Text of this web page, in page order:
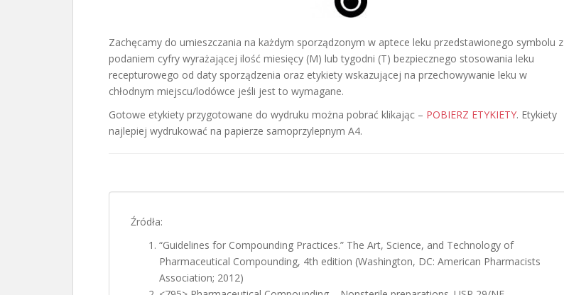
Zachęcamy do umieszczania na każdym sporządzonym w aptece leku przedstawionego symbolu z
podaniem cyfry wyrażającej ilość miesięcy (M) lub tygodni (T) bezpiecznego stosowania leku
recepturowego od daty sporządzenia oraz etykiety wskazującej na przechowywanie leku w
chłodnym miejscu/lodówce jeśli jest to wymagane.
Gotowe etykiety przygotowane do wydruku można pobrać klikając – POBIERZ ETYKIETY. Etykiety
najlepiej wydrukować na papierze samoprzylepnym A4.
Źródła:
“Guidelines for Compounding Practices.” The Art, Science, and Technology of
Pharmaceutical Compounding, 4th edition (Washington, DC: American Pharmacists
Association; 2012)